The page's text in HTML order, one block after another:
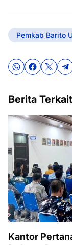
Pemkab Barito
Berita Terkait
Kantor